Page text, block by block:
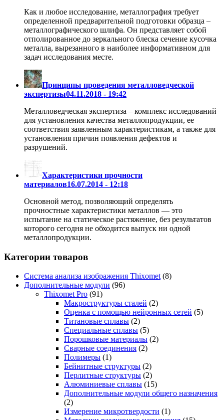
Как и любое исследование, металлография требует
определенной предварительной подготовки образца –
металлографического шлифа. Он представляет собой
отполированное до зеркального блеска сечение кусочка
металла, вырезанного в наиболее информативном для
задач исследования месте.
Принципы проведения металловедческой
экспертизы04.11.2018 - 19:42
Металловедческая экспертиза – комплекс исследований
для установления качества металлопродукции, ее
соответствия заявленным характеристикам, а также для
установления причин появления дефектов и
разрушений.
Характеристики прочности
материалов16.07.2014 - 12:18
Основной метод, позволяющий определять
прочностные характеристики металлов — это
испытание на статическое растяжение, без результатов
которого сегодня не обходится выпуск ни одной
металлопродукции.
Категории товаров
Система анализа изображения Thixomet (8)
Дополнительные модули (96)
Thixomet Pro (91)
Макроструктуры сталей (2)
Оценка с помощью нейронных сетей (5)
Титановые сплавы (2)
Специальные сплавы (5)
Порошковые материалы (2)
Сварные соединения (2)
Полимеры (1)
Бейнитные структуры (2)
Перлитные структуры (2)
Алюминиевые сплавы (15)
Дополнительные модули общего назначения
(2)
Измерение микротвердости (1)